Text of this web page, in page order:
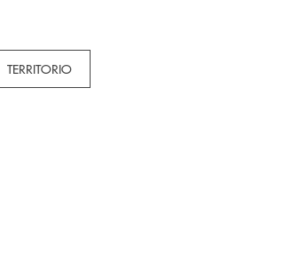
dropdown for Privati
TERRITORIO